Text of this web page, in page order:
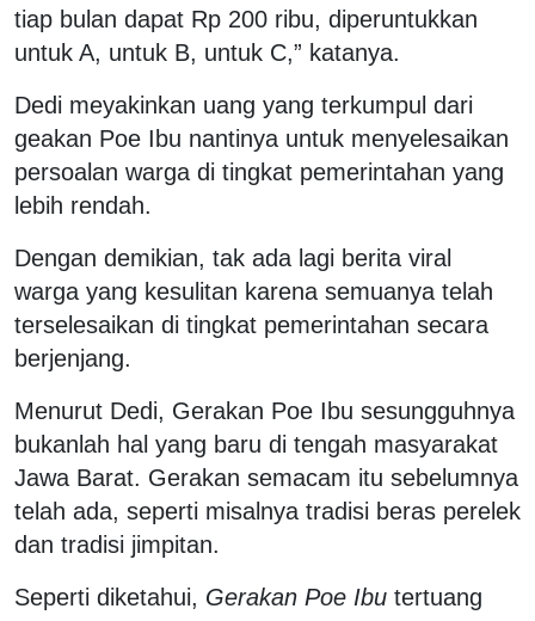
tiap bulan dapat Rp 200 ribu, diperuntukkan
untuk A, untuk B, untuk C,” katanya.
Dedi meyakinkan uang yang terkumpul dari
geakan Poe Ibu nantinya untuk menyelesaikan
persoalan warga di tingkat pemerintahan yang
lebih rendah.
Dengan demikian, tak ada lagi berita viral
warga yang kesulitan karena semuanya telah
terselesaikan di tingkat pemerintahan secara
berjenjang.
Menurut Dedi, Gerakan Poe Ibu sesungguhnya
bukanlah hal yang baru di tengah masyarakat
Jawa Barat. Gerakan semacam itu sebelumnya
telah ada, seperti misalnya tradisi beras perelek
dan tradisi jimpitan.
Seperti diketahui, Gerakan Poe Ibu tertuang